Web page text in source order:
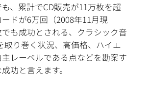
、累計でCD販売が11万枚を超
ドが6万回（2008年11月現
も成功とされる、クラシック音
取り巻く状況、高価格、ハイエ
レーベルである点などを勘案す
功と言えます。